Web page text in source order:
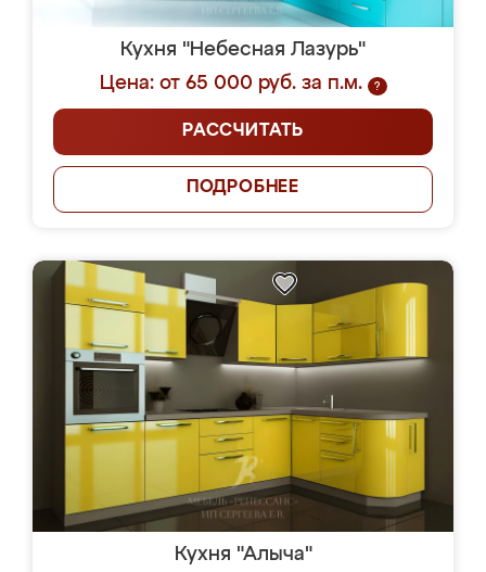
Кухня "Небесная Лазурь"
Цена: от 65 000 руб. за п.м.
?
РАССЧИТАТЬ
ПОДРОБНЕЕ
Кухня "Алыча"